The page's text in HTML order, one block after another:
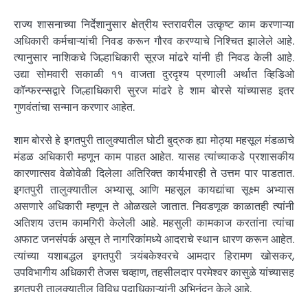
राज्य शासनाच्या निर्देशानुसार क्षेत्रीय स्तरावरील उत्कृष्ट काम करणाऱ्या
अधिकारी कर्मचाऱ्यांची निवड करून गौरव करण्याचे निश्चित झालेले आहे.
त्यानुसार नाशिकचे जिल्हाधिकारी सूरज मांढरे यांनी ही निवड केली आहे.
उद्या सोमवारी सकाळी ११ वाजता दुरदृश्य प्रणाली अर्थात व्हिडिओ
कॉन्फरन्सद्वारे जिल्हाधिकारी सुरज मांढरे हे शाम बोरसे यांच्यासह इतर
गुणवंतांचा सन्मान करणार आहेत.
शाम बोरसे हे इगतपुरी तालुक्यातील घोटी बुद्रुक ह्या मोठ्या महसूल मंडळाचे
मंडळ अधिकारी म्हणून काम पाहत आहेत. यासह त्यांच्याकडे प्रशासकीय
कारणात्सव वेळोवेळी दिलेला अतिरिक्त कार्यभारही ते उत्तम पार पाडतात.
इगतपुरी तालुक्यातील अभ्यासू आणि महसूल कायद्यांचा सूक्ष्म अभ्यास
असणारे अधिकारी म्हणून ते ओळखले जातात. निवडणूक काळातही त्यांनी
अतिशय उत्तम कामगिरी केलेली आहे. महसुली कामकाज करतांना त्यांचा
अफाट जनसंपर्क असून ते नागरिकांमध्ये आदराचे स्थान धारण करून आहेत.
त्यांच्या यशाबद्धल इगतपुरी त्र्यंबकेश्वरचे आमदार हिरामण खोसकर,
उपविभागीय अधिकारी तेजस चव्हाण, तहसीलदार परमेश्वर कासुळे यांच्यासह